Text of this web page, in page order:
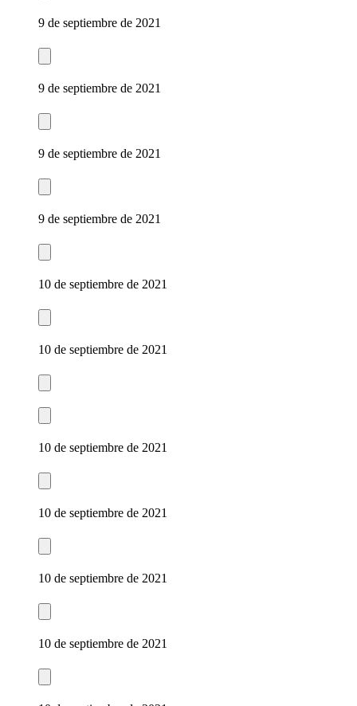
9 de septiembre de 2021
9 de septiembre de 2021
9 de septiembre de 2021
9 de septiembre de 2021
10 de septiembre de 2021
10 de septiembre de 2021
10 de septiembre de 2021
10 de septiembre de 2021
10 de septiembre de 2021
10 de septiembre de 2021